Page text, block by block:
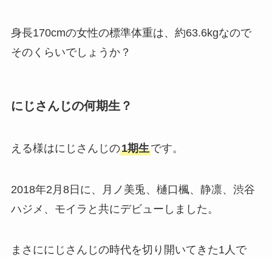
身長170cmの女性の標準体重は、約63.6kgなので
そのくらいでしょうか？
にじさんじの何期生？
える様はにじさんじの1期生です。
2018年2月8日に、月ノ美兎、樋口楓、静凛、渋谷
ハジメ、モイラと共にデビューしました。
まさににじさんじの時代を切り開いてきた1人で